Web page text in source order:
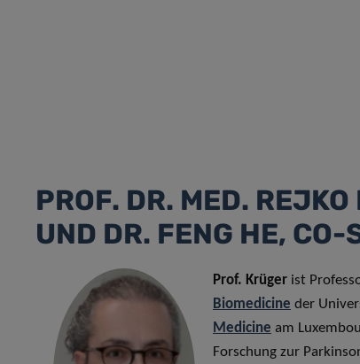
PROF. DR. MED.
UND DR. FENG HE,
Prof. Krüger ist
Biomedicine der
Medicine am
Forschung zur